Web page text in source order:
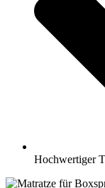
Hochwertiger